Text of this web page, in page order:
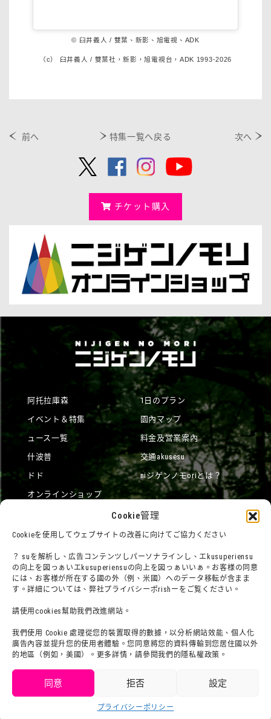
Cookie管理
Cookieを使用してウェブサイトの改善に向けてご協力ください
？ suを解析し、広告コンテンツしパーソナラインし、エkusuperiensu
の向上を図っぁいエkusuperiensuの向上を図っぁいいぁ。お客様の同意
には、お客様が所在する國の外（例、米國）へのデータ移転が含まま
す。詳細については、弊社プライバシーポrishーをご覧ください。
請使用cookies幫助我們改進網站。
我們使用 Cookie 處理從您的裝置取得的數據，以分析網站效能、個人化
廣告內容並提升您的使用者體驗。您同意將您的資料傳輸到您居住國以外
的地區（例如，美國）。更多詳情，請參閱我們的隱私權政策。
同意 拒否 設定
プライバシーポリシー
© 臼井義人 / 雙葉、新影、旭電視、ADK
（c） 臼井義人 / 雙葉社，新影，旭電視台，ADK 1993-2026
前へ 特集一覧へ戻る 次へ
チケット購入
阿托拉庫森
イベント＆特集
ュース一覧
什波普
ドド
オンラインショップ
1日のプラン
園內マップ
料金及営業案內
交通akusesu
niジゲンノモoriとは？
団體利用について
チームビルディングプラン
お問い合わせ
利用規約
プライバシーポrisiー
プresuririsu
メディア掲載実績
社群網路
sutafu招募集